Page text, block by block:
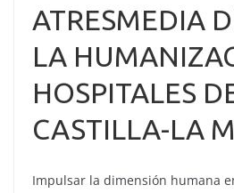
ATRESMEDIA
LA
HOSPITALES
CASTILLA-LA
Impulsar la dimensión humana